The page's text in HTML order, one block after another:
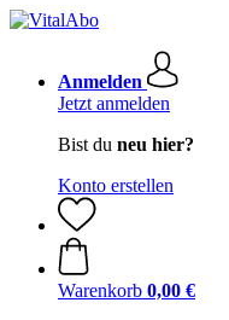
Anmelden
Jetzt anmelden
Bist du neu hier?
Konto erstellen
Warenkorb 0,00 €